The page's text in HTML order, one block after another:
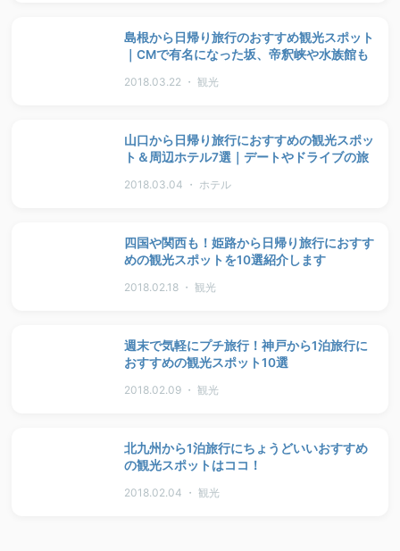
島根から日帰り旅行のおすすめ観光スポット
｜CMで有名になった坂、帝釈峡や水族館も
2018.03.22 ・ 観光
山口から日帰り旅行におすすめの観光スポッ
ト＆周辺ホテル7選｜デートやドライブの旅
2018.03.04 ・ ホテル
四国や関西も！姫路から日帰り旅行におすす
めの観光スポットを10選紹介します
2018.02.18 ・ 観光
週末で気軽にプチ旅行！神戸から1泊旅行に
おすすめの観光スポット10選
2018.02.09 ・ 観光
北九州から1泊旅行にちょうどいいおすすめ
の観光スポットはココ！
2018.02.04 ・ 観光